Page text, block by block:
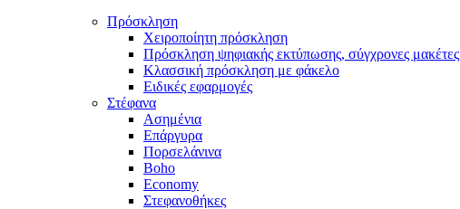
Πρόσκληση
Χειροποίητη πρόσκληση
Πρόσκληση ψηφιακής εκτύπωσης, σύγχρονες μακέτες
Κλασσική πρόσκληση με φάκελο
Ειδικές εφαρμογές
Στέφανα
Ασημένια
Επάργυρα
Πορσελάνινα
Boho
Economy
Στεφανοθήκες